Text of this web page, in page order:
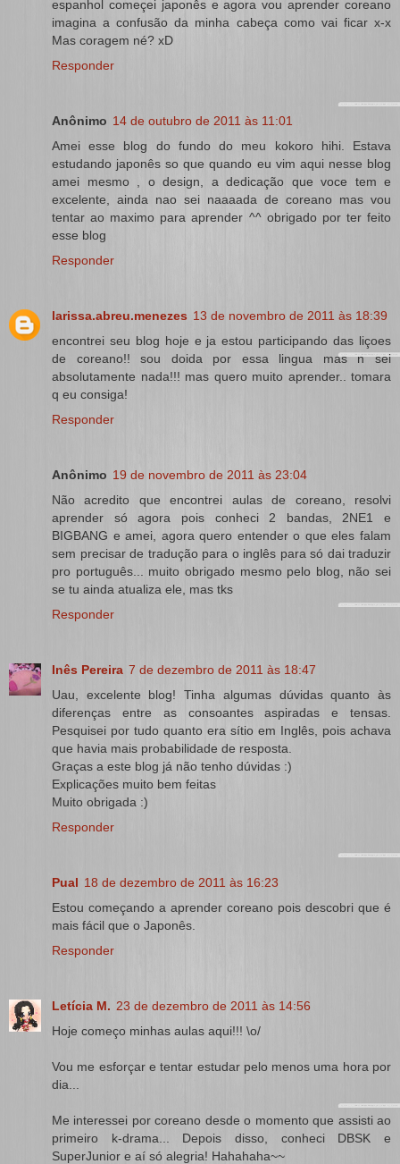
espanhol começei japonês e agora vou aprender coreano
imagina a confusão da minha cabeça como vai ficar x-x
Mas coragem né? xD
Responder
Anônimo 14 de outubro de 2011 às 11:01
Amei esse blog do fundo do meu kokoro hihi. Estava
estudando japonês so que quando eu vim aqui nesse blog
amei mesmo , o design, a dedicação que voce tem e
excelente, ainda nao sei naaaada de coreano mas vou
tentar ao maximo para aprender ^^ obrigado por ter feito
esse blog
Responder
larissa.abreu.menezes 13 de novembro de 2011 às 18:39
encontrei seu blog hoje e ja estou participando das liçoes
de coreano!! sou doida por essa lingua mas n sei
absolutamente nada!!! mas quero muito aprender.. tomara
q eu consiga!
Responder
Anônimo 19 de novembro de 2011 às 23:04
Não acredito que encontrei aulas de coreano, resolvi
aprender só agora pois conheci 2 bandas, 2NE1 e
BIGBANG e amei, agora quero entender o que eles falam
sem precisar de tradução para o inglês para só dai traduzir
pro português... muito obrigado mesmo pelo blog, não sei
se tu ainda atualiza ele, mas tks
Responder
Inês Pereira 7 de dezembro de 2011 às 18:47
Uau, excelente blog! Tinha algumas dúvidas quanto às
diferenças entre as consoantes aspiradas e tensas.
Pesquisei por tudo quanto era sítio em Inglês, pois achava
que havia mais probabilidade de resposta.
Graças a este blog já não tenho dúvidas :)
Explicações muito bem feitas
Muito obrigada :)
Responder
Pual 18 de dezembro de 2011 às 16:23
Estou começando a aprender coreano pois descobri que é
mais fácil que o Japonês.
Responder
Letícia M. 23 de dezembro de 2011 às 14:56
Hoje começo minhas aulas aqui!!! \o/
Vou me esforçar e tentar estudar pelo menos uma hora por
dia...
Me interessei por coreano desde o momento que assisti ao
primeiro k-drama... Depois disso, conheci DBSK e
SuperJunior e aí só alegria! Hahahaha~~